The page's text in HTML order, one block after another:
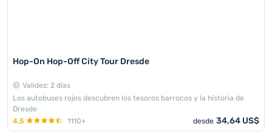
Hop-On Hop-Off City Tour Dresde
Validez: 2 días
Los autobuses rojos descubren los tesoros barrocos y la historia de
Dresde
4.5
1110+ desde 34,64 US$